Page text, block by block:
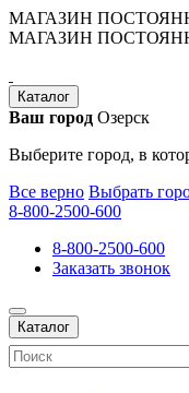
МАГАЗИН
МАГАЗИН
Каталог
Ваш город Озерск
Выберите город, в
Все верно Выбрать
8-800-2500-600
8-800-2500-600
Заказать звонок
Каталог